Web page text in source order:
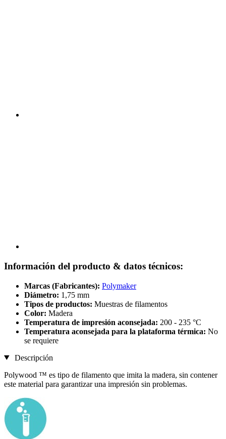
Información del producto & datos técnicos:
Marcas (Fabricantes): Polymaker
Diámetro: 1,75 mm
Tipos de productos: Muestras de filamentos
Color: Madera
Temperatura de impresión aconsejada: 200 - 235 °C
Temperatura aconsejada para la plataforma térmica: No
se requiere
Descripción
Polywood ™ es tipo de filamento que imita la madera, sin contener
este material para garantizar una impresión sin problemas.